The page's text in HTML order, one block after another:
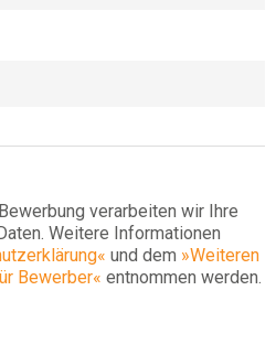
verarbeiten wir Ihre
Weitere Informationen
und dem
Weiteren
Bewerber
entnommen werden.